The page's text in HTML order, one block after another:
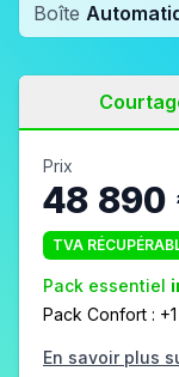
Boîte
Prix
48 890
TVA
Pack essentiel
Pack Confort :
En savoir plus